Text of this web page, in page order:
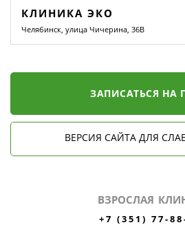
КЛИНИКА ЭКО
Челябинск, улица Чичерина, 36В
ЗАПИСАТЬСЯ НА
ВЕРСИЯ САЙТА ДЛЯ
ВЗРОСЛАЯ
+7 (351) 77-